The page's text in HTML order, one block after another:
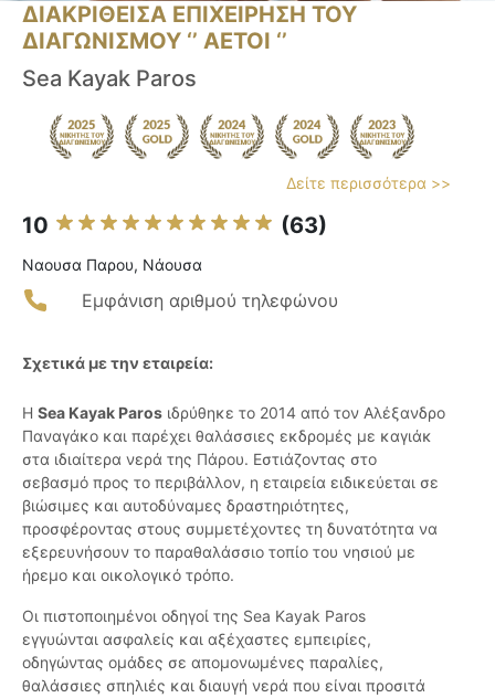
ΔΙΑΚΡΙΘΕΙΣΑ ΕΠΙΧΕΙΡΗΣΗ ΤΟΥ
ΔΙΑΓΩΝΙΣΜΟΥ ‘’ ΑΕΤΟΙ ‘’
Sea Kayak Paros
Δείτε περισσότερα >>
10 (63)
Ναουσα Παρου, Νάουσα
Εμφάνιση αριθμού τηλεφώνου
Σχετικά με την εταιρεία:
Η Sea Kayak Paros ιδρύθηκε το 2014 από τον Αλέξανδρο
Παναγάκο και παρέχει θαλάσσιες εκδρομές με καγιάκ
στα ιδιαίτερα νερά της Πάρου. Εστιάζοντας στο
σεβασμό προς το περιβάλλον, η εταιρεία ειδικεύεται σε
βιώσιμες και αυτοδύναμες δραστηριότητες,
προσφέροντας στους συμμετέχοντες τη δυνατότητα να
εξερευνήσουν το παραθαλάσσιο τοπίο του νησιού με
ήρεμο και οικολογικό τρόπο.
Οι πιστοποιημένοι οδηγοί της Sea Kayak Paros
εγγυώνται ασφαλείς και αξέχαστες εμπειρίες,
οδηγώντας ομάδες σε απομονωμένες παραλίες,
θαλάσσιες σπηλιές και διαυγή νερά που είναι προσιτά